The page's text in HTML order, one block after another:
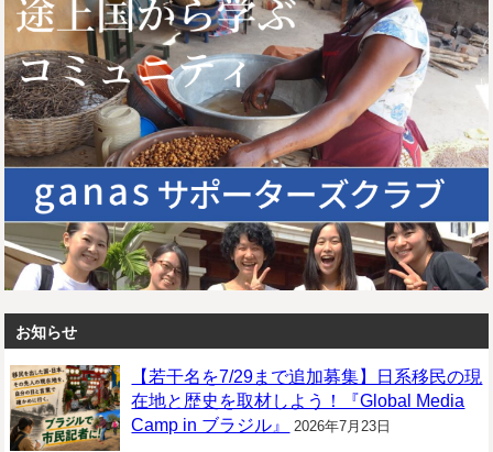
お知らせ
【若干名を7/29まで追加募集】日系移民の現
在地と歴史を取材しよう！『Global Media
Camp in ブラジル』
2026年7月23日